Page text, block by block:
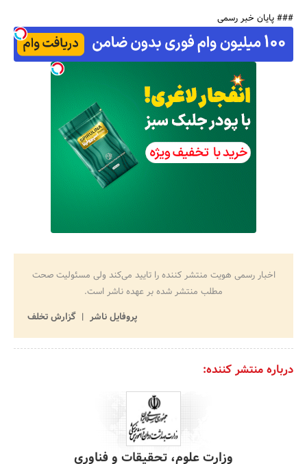
### پایان خبر رسمی
اخبار رسمی هویت منتشر کننده را تایید می‌کند ولی مسئولیت صحت
مطلب منتشر شده بر عهده ناشر است.
پروفایل ناشر
گزارش تخلف
درباره منتشر کننده:
وزارت علوم، تحقیقات و فناوری